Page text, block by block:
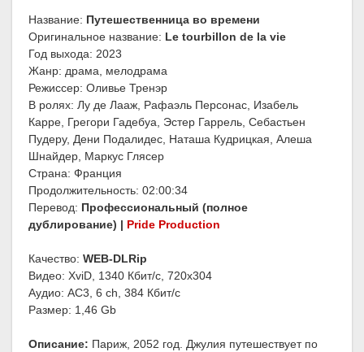
Название: Путешественница во времени
Оригинальное название: Le tourbillon de la vie
Год выхода: 2023
Жанр: драма, мелодрама
Режиссер: Оливье Тренэр
В ролях: Лу де Лааж, Рафаэль Персонас, Изабель
Карре, Грегори Гадебуа, Эстер Гаррель, Себастьен
Пудеру, Дени Подалидес, Наташа Кудрицкая, Алеша
Шнайдер, Маркус Глясер
Страна: Франция
Продолжительность: 02:00:34
Перевод: Профессиональный (полное
дублирование) | Pride Production
Качество: WEB-DLRip
Видео: XviD, 1340 Кбит/с, 720x304
Аудио: AC3, 6 ch, 384 Кбит/с
Размер: 1,46 Gb
Описание: Париж, 2052 год. Джулия путешествует по